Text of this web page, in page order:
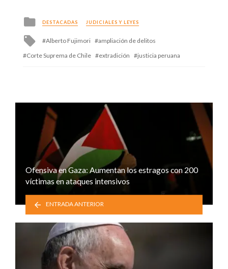
Posted
in
DESTACADAS JUDICIALES Y LEYES
Tagged
Alberto Fujimori
ampliación de delitos
Corte Suprema de Chile
extradición justicia peruana
Ofensiva en Gaza: Aumentan los estragos con 200
víctimas en ataques intensivos
ENTRADA ANTERIOR